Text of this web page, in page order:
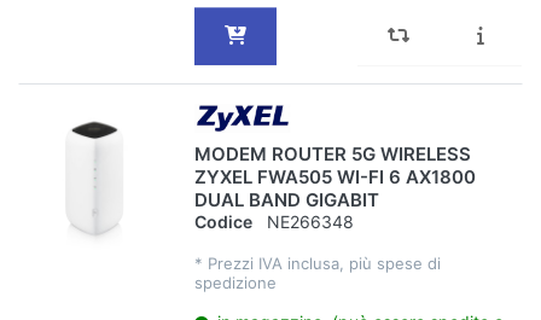
MODEM ROUTER 5G WIRELESS
ZYXEL FWA505 WI-FI 6 AX1800
DUAL BAND GIGABIT
Codice NE266348
* Prezzi IVA inclusa, più spese di
spedizione